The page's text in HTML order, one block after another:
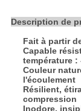
Description de
Fait à partir
Capable
température :
Couleur
l'écoulement
Résilient,
compression
Inodore,